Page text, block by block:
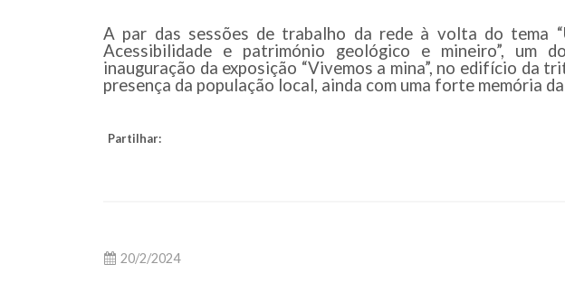
A par das sessões de trabalho da rede à volta do tema
Acessibilidade e património geológico e mineiro”,
inauguração da exposição “Vivemos a mina”, no edifício da
presença da população local, ainda com uma forte memória
Partilhar:
20/2/2024